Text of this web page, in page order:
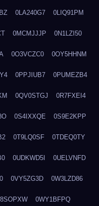
0LA240G7 0LIQ91PM
0MCMJJJP 0N1LZI50
0O3VCZC0 0OY5HHNM
0PPJIUB7 0PUMEZB4
0QV0STGJ 0R7FXEI4
0S4IXXQE 0S9E2KPP
0T9LQ0SF 0TDEQ0TY
0UDKWD5I 0UELVNFD
0VY5ZG3D 0W3LZD86
0WY1BFPQ